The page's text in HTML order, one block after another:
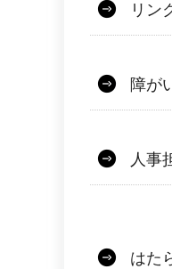
リン
障が
人事
はた